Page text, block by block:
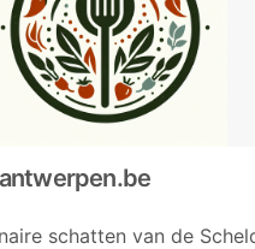
schatten van de